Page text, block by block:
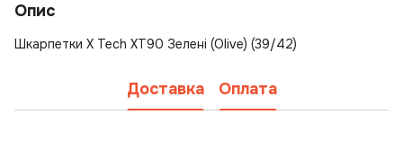
Опис
Шкарпетки X Tech XT90 Зелені (Olive) (39/42)
Доставка Оплата